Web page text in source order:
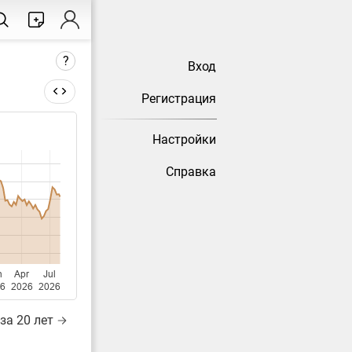
Вход
Регистрация
Настройки
Справка
?
Apr
2026
Jul
2026
20 лет